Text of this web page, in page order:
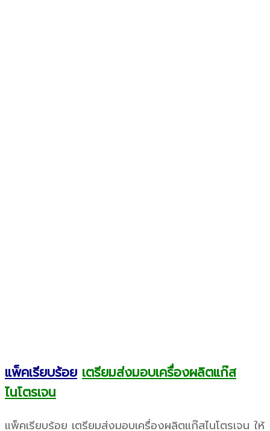
แพ็คเรียบร้อย เตรียมส่งมอบเครื่องผลิตแก๊ส
ไนโตรเจน
แพ็คเรียบร้อย เตรียมส่งมอบเครื่องผลิตแก๊สไนโตรเจน ให้